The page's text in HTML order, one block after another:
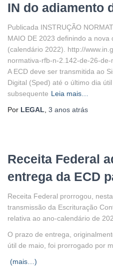
IN do adiamento
Publicada INSTRUÇÃO
MAIO DE 2023 definindo a
(calendário 2022). http://
normativa-rfb-n-2.142-de-26-
A ECD deve ser transmitida ao
Digital (Sped) até o último dia
subsequente Leia mais…
Por LEGAL 3 anos atrás
Receita Federal
entrega da ECD
Receita Federal prorrogou,
transmissão da Escrituração
relativa ao ano-calendário de
O prazo de entrega,
útil de maio, foi prorrogado por
(mais…)